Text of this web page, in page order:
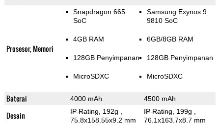
Prosesor, Memori
Snapdragon 665
SoC
4GB RAM
128GB Penyimpanan
MicroSDXC
Samsung Exynos 9
9810 SoC
6GB/8GB RAM
128GB Penyimpanan
MicroSDXC
Baterai 4000 mAh 4500 mAh
Desain IP Rating, 192g
75.8x158.55x9.2 mm
IP Rating, 199g
76.1x163.7x8.7 mm